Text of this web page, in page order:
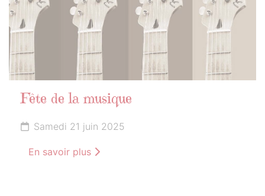
Fête de la musique
Samedi 21 juin 2025
En savoir plus